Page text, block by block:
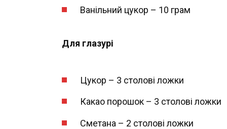
Ванільний цукор – 10 грам
Для глазурі
Цукор – 3 столові ложки
Какао порошок – 3 столові ложки
Сметана – 2 столові ложки